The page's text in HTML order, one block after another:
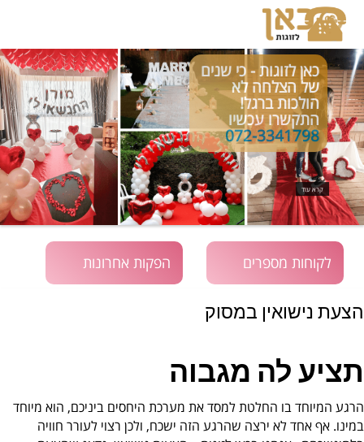
כאן לזוגות - כי שנים
של הצלחה לא
הולכות ברגל!
התקשרו עכשיו
072-3341798
קרא עוד
לקוחות מספרים הפקות אחרונות
הצעת נישואין במסוק
תציע לה מגבוה
הרגע המיוחד בו החלטת למסד את מערכת היחסים ביניכם, הוא מיוחד
במינו. אף אחד לא ירצה שהרגע הזה ישכח, ולכן רצוי לעורר חוויה